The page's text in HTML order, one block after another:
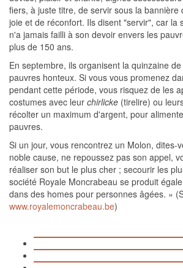
fiers, à juste titre, de servir sous la bannière
joie et de réconfort. Ils disent "servir", car la
n'a jamais failli à son devoir envers les
plus de 150 ans.
En septembre, ils organisent la quinzaine
pauvres honteux. Si vous vous promenez
pendant cette période, vous risquez de les
costumes avec leur chirlicke (tirelire) ou
récolter un maximum d'argent, pour
pauvres.
Si un jour, vous rencontrez un Molon, dites-
noble cause, ne repoussez pas son appel,
réaliser son but le plus cher ; secourir les
société Royale Moncrabeau se produit
dans des homes pour personnes âgées. »
www.royalemoncrabeau.be)